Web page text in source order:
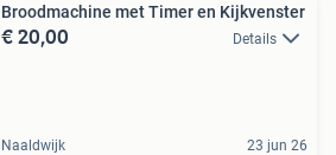
Broodmachine met Timer en Kijkvenster
€ 20,00 Details
Naaldwijk 23 jun 26